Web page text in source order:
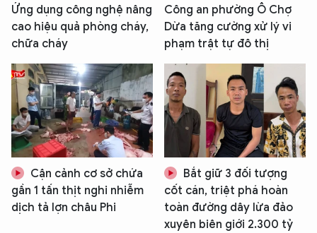
Ứng dụng công nghệ nâng
cao hiệu quả phòng cháy,
chữa cháy
Công an phường Ô Chợ
Dừa tăng cường xử lý vi
phạm trật tự đô thị
Cận cảnh cơ sở chứa
gần 1 tấn thịt nghi nhiễm
dịch tả lợn châu Phi
Bắt giữ 3 đối tượng
cốt cán, triệt phá hoàn
toàn đường dây lừa đảo
xuyên biên giới 2.300 tỷ